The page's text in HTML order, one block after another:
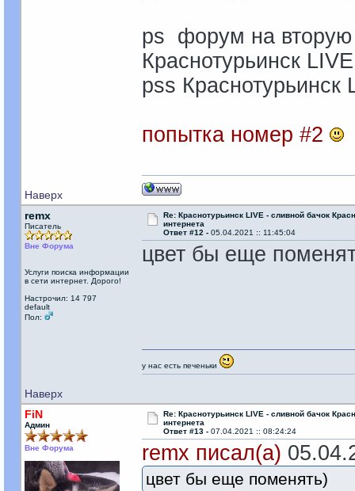
ps форум на вторую
Краснотурьинск LIVE
pss Краснотурьинск
попытка номер #2
Наверх
remx
Писатель
Вне Форума
Услуги поиска информации
в сети интернет. Дорого!
Настрочил: 14 797
default
Пол:
Re: Краснотурьинск LIVE - сливной бачок
интернета
Ответ #12 - 05.04.2021 :: 11:45:04
цвет бы еще
Наверх
у нас есть печеньки
FiN
Админ
Вне Форума
Re: Краснотурьинск LIVE - сливной бачок
интернета
Ответ #13 - 07.04.2021 :: 08:24:24
remx писал(а)
цвет бы еще поменять)